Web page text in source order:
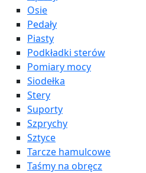
Osie
Pedały
Piasty
Podkładki sterów
Pomiary mocy
Siodełka
Stery
Suporty
Szprychy
Sztyce
Tarcze hamulcowe
Taśmy na obręcz